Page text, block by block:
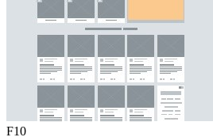
F10